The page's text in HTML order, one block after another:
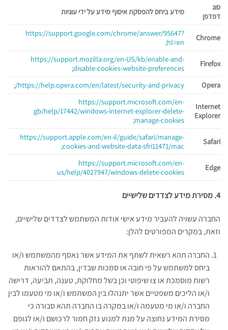
סוג
דפדפן
מידע ביחס להפסקת איסוף מידע על ידי עוגיות
Chrome
https://support.google.com/chrome/answer/95647?
hl=en;
Firefox
https://support.mozilla.org/en-US/kb/enable-and-
disable-cookies-website-preferences;
Opera
https://help.opera.com/en/latest/security-and-privacy/;
Internet
Explorer
https://support.microsoft.com/en-
gb/help/17442/windows-internet-explorer-delete-
manage-cookies;
Safari
https://support.apple.com/en-il/guide/safari/manage-
cookies-and-website-data-sfri11471/mac;
Edge
https://support.microsoft.com/en-
us/help/4027947/windows-delete-cookies
4. מסירת מידע לצדדים שלישיים
החברה עשויה להעביר מידע אישי אודות המשתמש לצדדים שלישיים,
וזאת, במקרים המפורטים להלן:
החברה תהא רשאית לשתף את המידע אשר נאסף מהמשתמש ו/או
ביחס למשתמש על פי חובה או סמכות שבדין, בהתאם להוראות
רשות מוסמכת או צו שיפוטי וכן בשל מחלוקת, טענה, תביעה, דרישה
ו/או הליכים משפטיים אשר יתנהלו בין המשתמש ו/או מי מטעמו לבין
החברה ו/או מי מטעמה ו/או במקרה בו החברה תהא סבורה כי
מסירת המידע נחוצה על מנת למנוע נזק חמור לרכושם ו/או לגופם